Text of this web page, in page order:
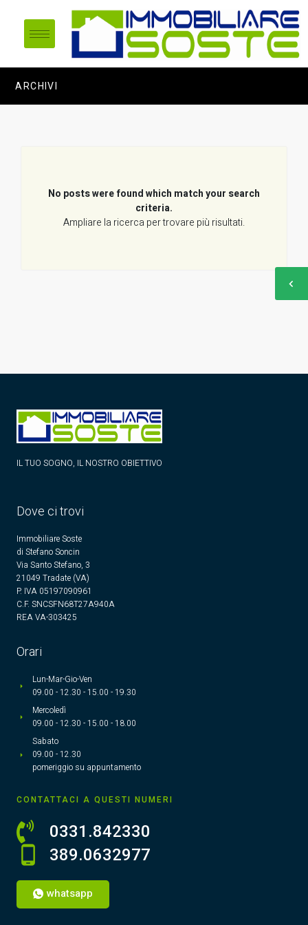
ARCHIVI
No posts were found which match your search
criteria.
Ampliare la ricerca per trovare più risultati.
IL TUO SOGNO, IL NOSTRO OBIETTIVO
Dove ci trovi
Immobiliare Soste
di Stefano Soncin
Via Santo Stefano, 3
21049 Tradate (VA)
P. IVA 05197090961
C.F. SNCSFN68T27A940A
REA VA-303425
Orari
Lun-Mar-Gio-Ven
09.00 - 12.30 - 15.00 - 19.30
Mercoledì
09.00 - 12.30 - 15.00 - 18.00
Sabato
09.00 - 12.30
pomeriggio su appuntamento
CONTATTACI A QUESTI NUMERI
0331.842330
389.0632977
whatsapp